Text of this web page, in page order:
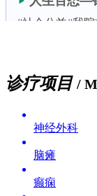
诊疗项目 /
神经外科
脑瘫
癫痫